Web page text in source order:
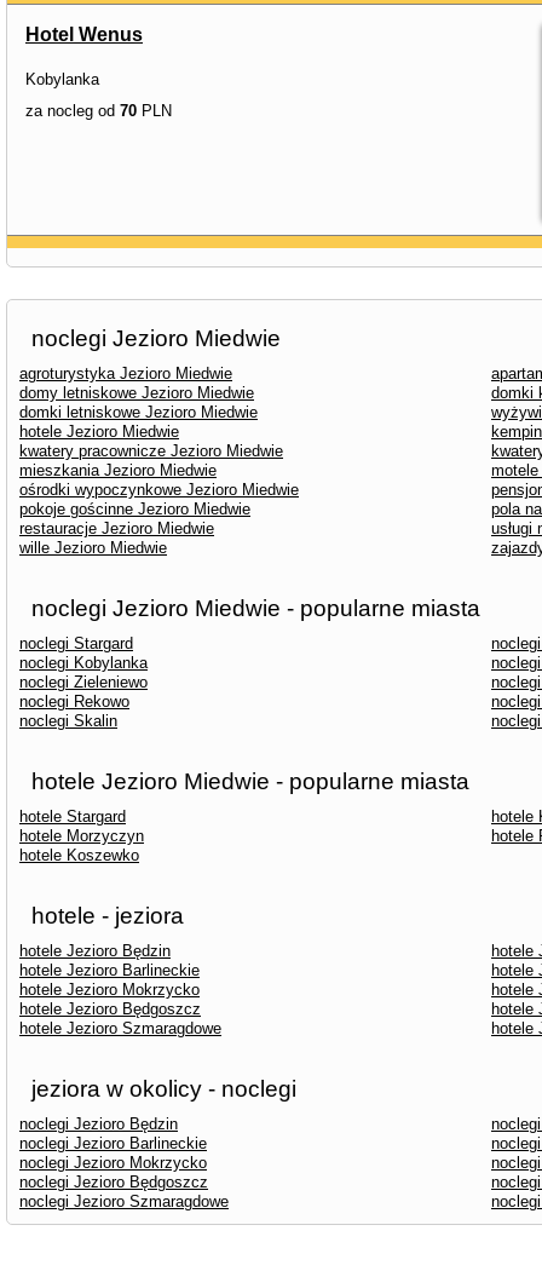
Hotel Wenus
Kobylanka
za nocleg od 70 PLN
noclegi Jezioro Miedwie
agroturystyka Jezioro Miedwie
domy letniskowe Jezioro Miedwie
domki
domki letniskowe Jezioro Miedwie
hotele Jezioro Miedwie
kwatery pracownicze Jezioro Miedwie
mieszkania Jezioro Miedwie
ośrodki wypoczynkowe Jezioro Miedwie
pokoje gościnne Jezioro Miedwie
pola
restauracje Jezioro Miedwie
usługi
wille Jezioro Miedwie
noclegi Jezioro Miedwie - popularne miasta
noclegi Stargard
noclegi Kobylanka
noclegi Zieleniewo
noclegi Rekowo
noclegi Skalin
hotele Jezioro Miedwie - popularne miasta
hotele Stargard
hotele
hotele Morzyczyn
hotele
hotele Koszewko
hotele - jeziora
hotele Jezioro Będzin
hotele
hotele Jezioro Barlineckie
hotele
hotele Jezioro Mokrzycko
hotele
hotele Jezioro Będgoszcz
hotele
hotele Jezioro Szmaragdowe
hotele
jeziora w okolicy - noclegi
noclegi Jezioro Będzin
noclegi Jezioro Barlineckie
noclegi Jezioro Mokrzycko
noclegi Jezioro Będgoszcz
noclegi Jezioro Szmaragdowe